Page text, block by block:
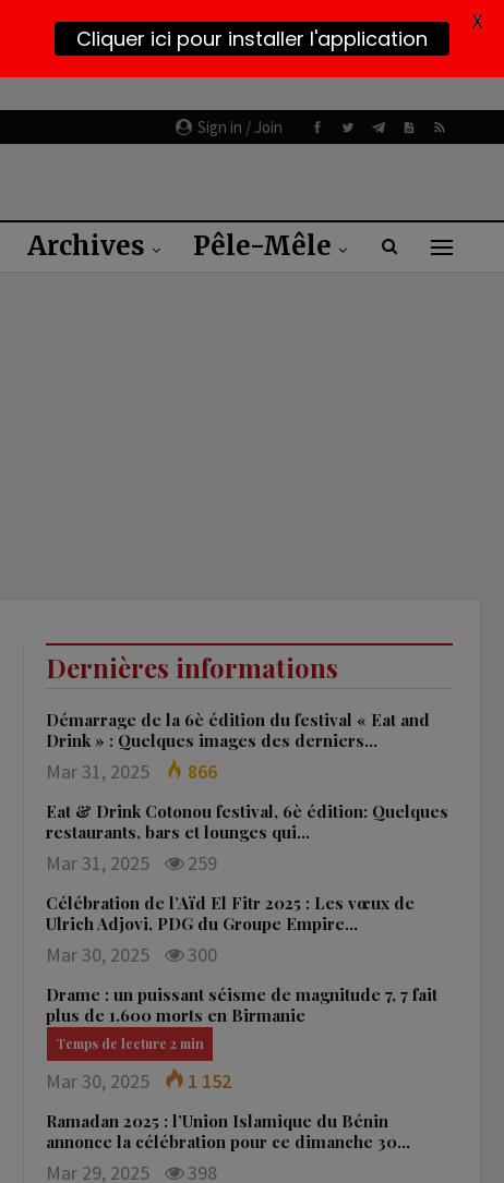
Sign in / Join
Archives Pêle-Mêle
Dernières informations
Démarrage de la 6è édition du festival « Eat and
Drink » : Quelques images des derniers…
Mar 31, 2025 866
Eat & Drink Cotonou festival, 6è édition: Quelques
restaurants, bars et lounges qui…
Mar 31, 2025 259
Célébration de l’Aïd El Fitr 2025 : Les vœux de
Ulrich Adjovi, PDG du Groupe Empire…
Mar 30, 2025 300
Drame : un puissant séisme de magnitude 7, 7 fait
plus de 1.600 morts en Birmanie
Mar 30, 2025 1 152
Ramadan 2025 : l’Union Islamique du Bénin
annonce la célébration pour ce dimanche 30…
Mar 29, 2025 398
Cliquer ici pour installer l'application
X